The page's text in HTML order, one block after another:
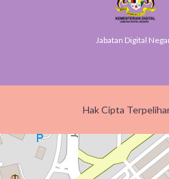
Jabatan Digital
Hak Cipta